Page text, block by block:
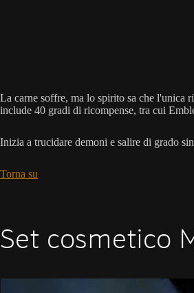
La carne soffre, ma lo spirito sa che l'unica
include 40 gradi di ricompense, tra cui
Inizia a trucidare demoni e salire di grado
Torna su
Set cosmetico